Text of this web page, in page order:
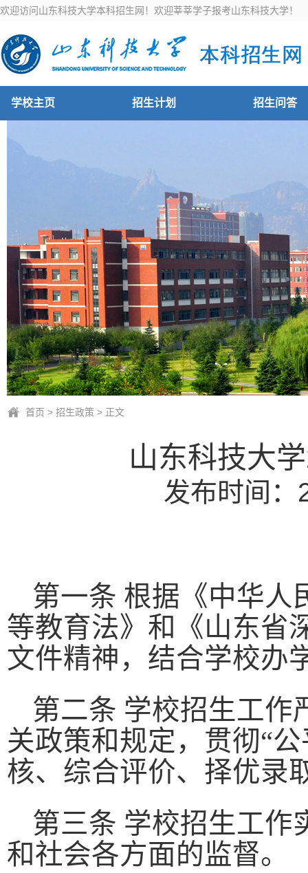
欢迎访问山东科技大学本科招生网！欢迎莘莘学子报考山东科技大学！
学校主页 招生计划 招生问答
首页 > 招生政策 > 正文
山东科技大
发布时间
第一条 根据《中华人
等教育法》和《山东省
文件精神，结合学校办
第二条 学校招生工作
关政策和规定，贯彻“
核、综合评价、择优录
第三条 学校招生工作
和社会各方面的监督。